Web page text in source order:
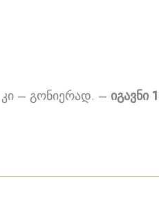
– გონიერად. – იგავნი